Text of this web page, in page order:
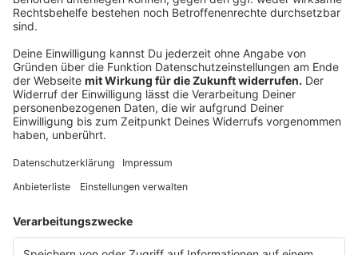
Gute Arbeit, die niemand kennt, gewinnt keinen
Markt.
Die meisten Unternehmen, mit denen ich arbeite,
haben kein Qualitätsproblem. Sie sind besser als ihr
Alle zwei Wochen schreibe ich einen Gedanken
darüber, wie sich das ändern lässt. Ein Thema, kein
→teddy.click/newsletter